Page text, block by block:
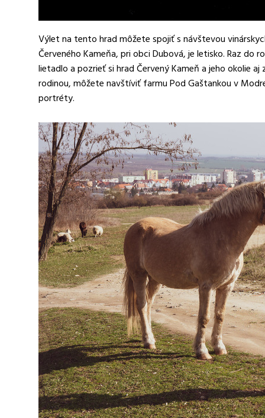
Výlet na tento hrad môžete spojiť s návštevou
Červeného Kameňa, pri obci Dubová, je letisko. Raz do
lietadlo a pozrieť si hrad Červený Kameň a jeho okolie
rodinou, môžete navštíviť farmu Pod Gaštankou v
portréty.